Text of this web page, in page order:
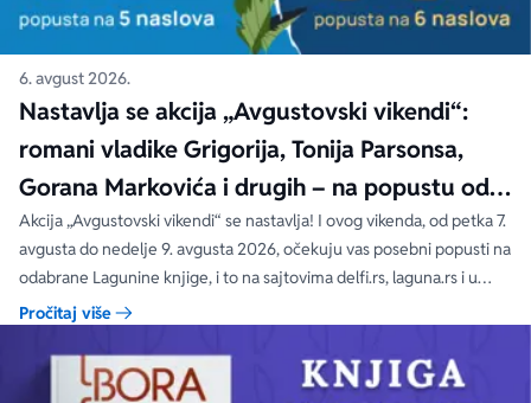
6. avgust 2026.
Nastavlja se akcija „Avgustovski vikendi“:
romani vladike Grigorija, Tonija Parsonsa,
Gorana Markovića i drugih – na popustu od
čak 40, 50 i 60%
Akcija „Avgustovski vikendi“ se nastavlja! I ovog vikenda, od petka 7.
avgusta do nedelje 9. avgusta 2026, očekuju vas posebni popusti na
odabrane Lagunine knjige, i to na sajtovima delfi.rs, laguna.rs i u
svim Delfi knjižarama.
Pročitaj više